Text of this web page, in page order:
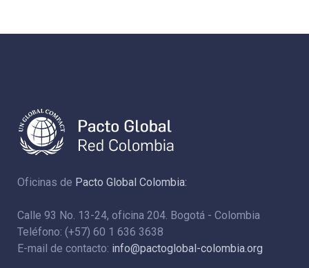
Oficinas de Pacto Global Colombia:
Calle 93 No. 13-24, oficina 204. Bogotá - Colombia
Teléfono: (+57) 60 1 636 3638
E-mail de contacto: info@pactoglobal-colombia.org